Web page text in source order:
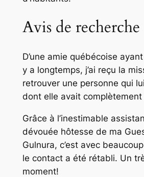
Avis de recherche
D’une amie québécoise
y a longtemps, j’ai reçu la
retrouver une personne qui
dont elle avait
Grâce à l’inestimable
dévouée hôtesse de ma
Gulnura, c’est avec
le contact a été rétabli. Un
moment!